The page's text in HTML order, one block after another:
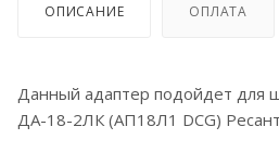
ОПИСАНИЕ ОПЛАТА
Данный адаптер подойдет для
ДА-18-2ЛК (АП18Л1 DCG)